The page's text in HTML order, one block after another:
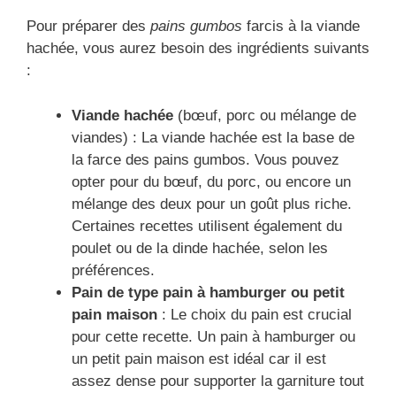
Pour préparer des pains gumbos farcis à la viande
hachée, vous aurez besoin des ingrédients suivants
:
Viande hachée (bœuf, porc ou mélange de
viandes) : La viande hachée est la base de
la farce des pains gumbos. Vous pouvez
opter pour du bœuf, du porc, ou encore un
mélange des deux pour un goût plus riche.
Certaines recettes utilisent également du
poulet ou de la dinde hachée, selon les
préférences.
Pain de type pain à hamburger ou petit
pain maison : Le choix du pain est crucial
pour cette recette. Un pain à hamburger ou
un petit pain maison est idéal car il est
assez dense pour supporter la garniture tout